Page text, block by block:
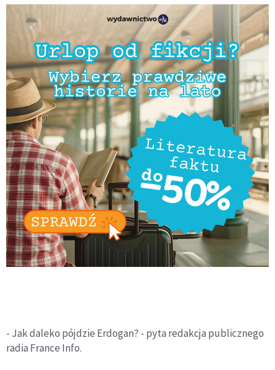
- Jak daleko pójdzie Erdogan? - pyta redakcja publicznego
radia France Info.